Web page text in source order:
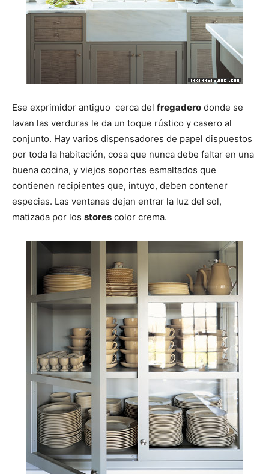
Ese exprimidor antiguo cerca del fregadero donde se
lavan las verduras le da un toque rústico y casero al
conjunto. Hay varios dispensadores de papel dispuestos
por toda la habitación, cosa que nunca debe faltar en una
buena cocina, y viejos soportes esmaltados que
contienen recipientes que, intuyo, deben contener
especias. Las ventanas dejan entrar la luz del sol,
matizada por los stores color crema.